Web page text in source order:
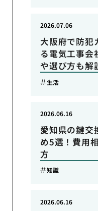
大阪府で防犯
る電気工事会
や選び方も解
2026.07.06
生活
愛知県の鍵交
め5選！費用
方
2026.06.16
知識
2026.06.16